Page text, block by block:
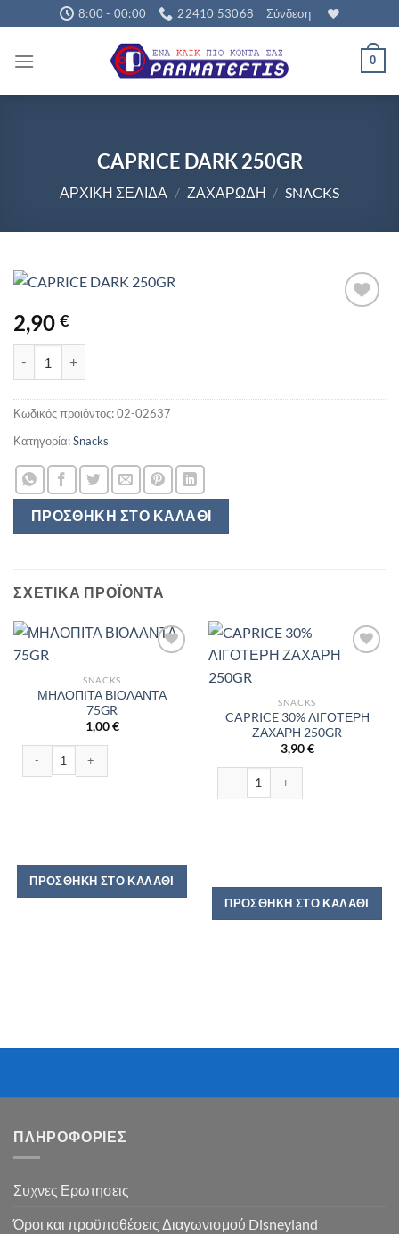
Μετάβαση
στο
περιεχόμενο
8:00 - 00:00 22410 53068 Σύνδεση
0
CAPRICE DARK 250GR
ΑΡΧΙΚΉ ΣΕΛΊΔΑ / ΖΑΧΑΡΏΔΗ / SNACKS
2,90 €
ΠΡΟΣΘΉΚΗ ΣΤΟ ΚΑΛΆΘΙ
Κωδικός προϊόντος:02-02637
Κατηγορία:Snacks
ΣΧΕΤΙΚΆ ΠΡΟΪΌΝΤΑ
SNACKS
ΜΗΛΟΠΙΤΑ ΒΙΟΛΑΝΤΑ
75GR
1,00€
ΠΡΟΣΘΉΚΗ ΣΤΟ ΚΑΛΆΘΙ
SNACKS
CAPRICE 30% ΛΙΓΟΤΕΡΗ
ΖΑΧΑΡΗ 250GR
3,90€
ΠΡΟΣΘΉΚΗ ΣΤΟ ΚΑΛΆΘΙ
ΠΛΗΡΟΦΟΡΙΕΣ
Συχνες Ερωτησεις
Όροι και προϋποθέσεις Διαγωνισμού Disneyland